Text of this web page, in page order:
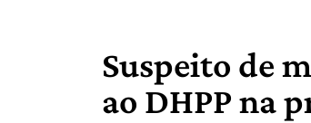
Suspeito de
ao DHPP na